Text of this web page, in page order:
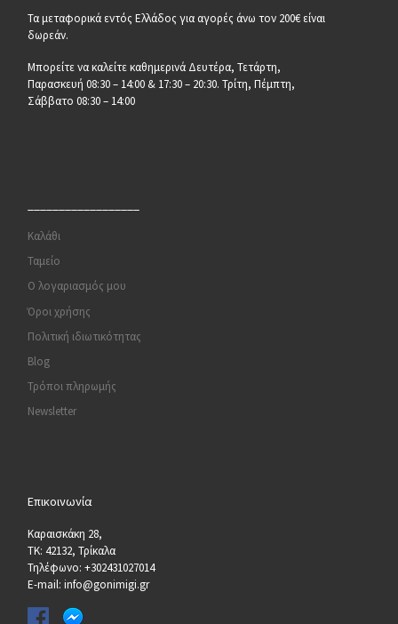
Τα μεταφορικά εντός Ελλάδος για αγορές άνω τον 200€ είναι
δωρεάν.
Μπορείτε να καλείτε καθημερινά Δευτέρα, Τετάρτη,
Παρασκευή 08:30 – 14:00 & 17:30 – 20:30. Τρίτη, Πέμπτη,
Σάββατο 08:30 – 14:00
Καλάθι
Ταμείο
Ο λογαριασμός μου
Όροι χρήσης
Πολιτική ιδιωτικότητας
Blog
Τρόποι πληρωμής
Newsletter
Επικοινωνία
Καραισκάκη 28,
ΤΚ: 42132, Τρίκαλα
Τηλέφωνο: +302431027014
E-mail: info@gonimigi.gr